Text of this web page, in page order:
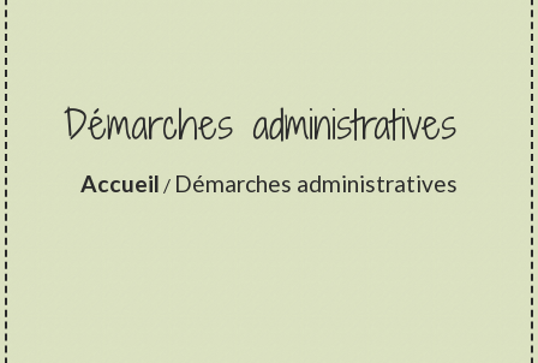
Démarches administratives
Accueil / Démarches administratives